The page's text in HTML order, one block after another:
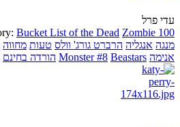
עדי פרל
Bucket List of the Dead Zombie 100
מנגה אנגליה הרברט גורג' וולס טעות מחווה
אנימה
Monster #8 Beastars הורדה בחינם